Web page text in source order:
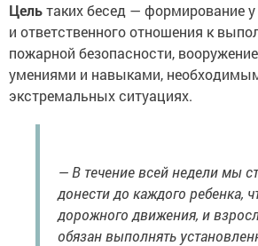
Цельтаких бесед — формирование у
и ответственного отношения к
пожарной безопасности,
умениями и навыками,
экстремальных ситуациях.
— В течение всей недели мы
донести до каждого ребенка,
дорожного движения, и
обязан выполнять